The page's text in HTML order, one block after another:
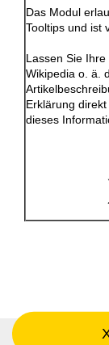
Das Modul
Tooltips und ist
Lassen Sie
Wikipedia o. ä.
Erklärung
dieses